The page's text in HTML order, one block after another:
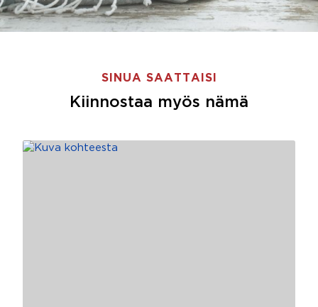
SINUA SAATTAISI
Kiinnostaa myös nämä